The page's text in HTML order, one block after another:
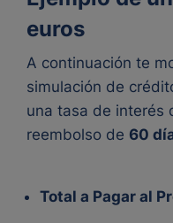
euros
A continuación te
simulación de
una tasa de interés
reembolso de 60
Total a Pagar al